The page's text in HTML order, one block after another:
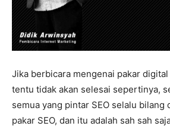
Jika berbicara mengenai pakar
tentu tidak akan selesai sepertinya,
semua yang pintar SEO selalu bilang
pakar SEO, dan itu adalah sah sah